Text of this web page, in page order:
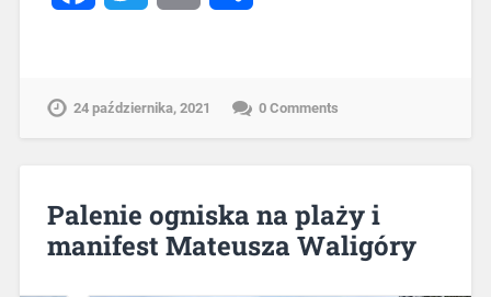
24 października, 2021 0 Comments
Palenie ogniska na plaży i
manifest Mateusza Waligóry